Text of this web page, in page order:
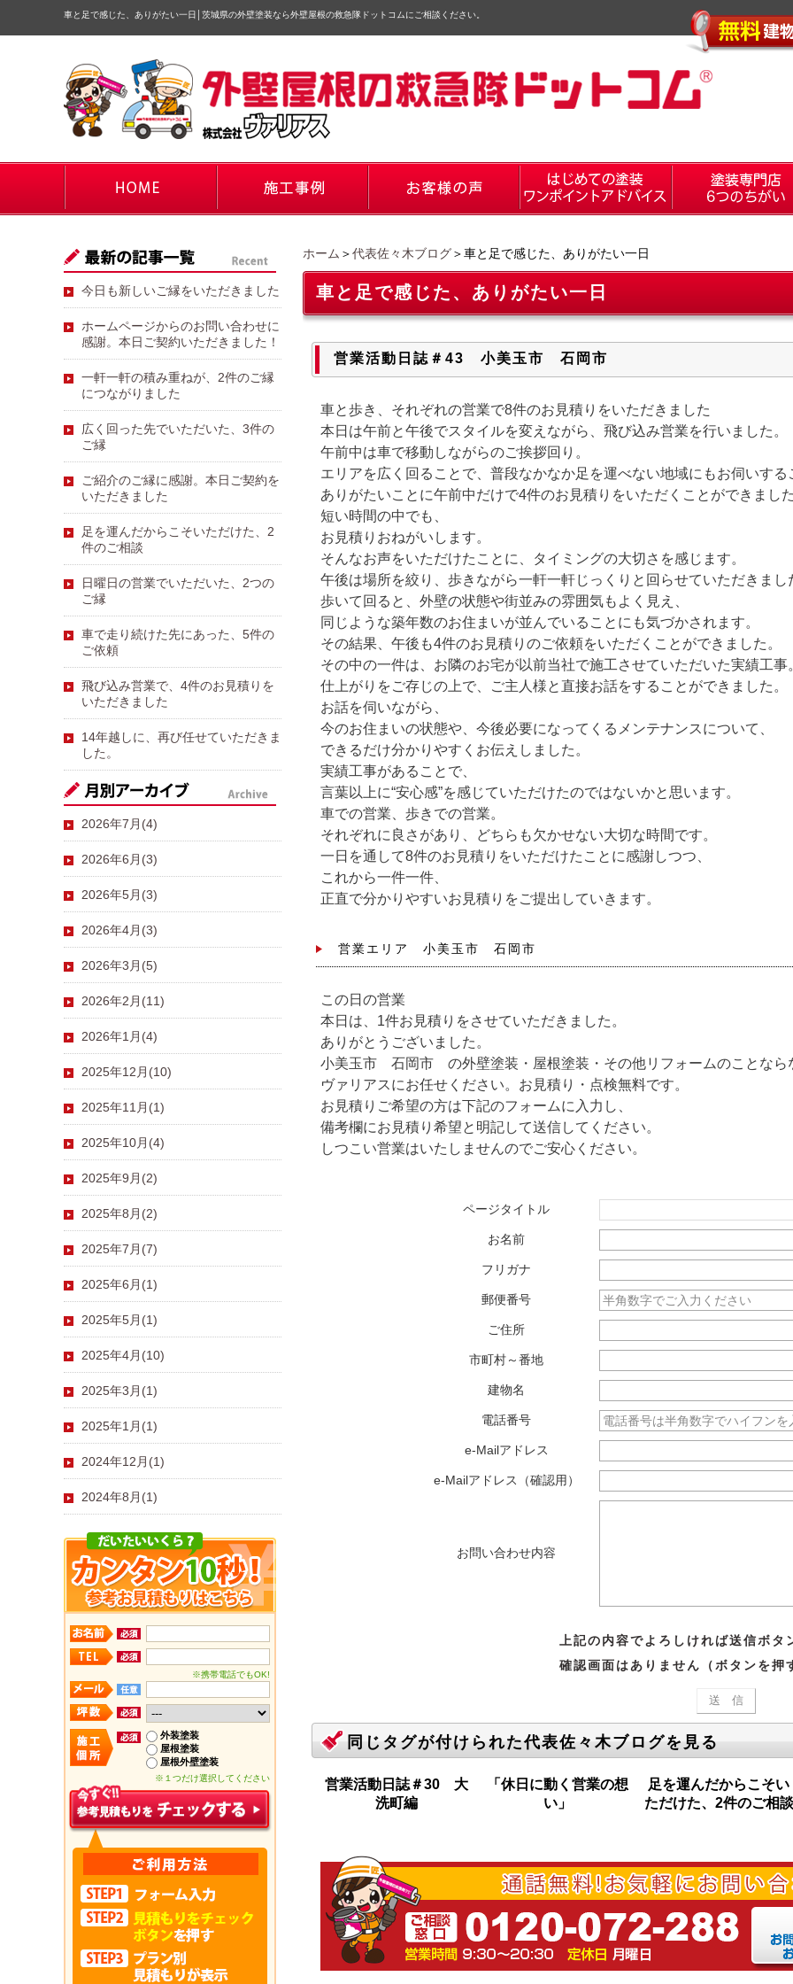
車と足で感じた、ありがたい一日 茨城県の外壁塗装なら外壁屋根の救急隊ドットコムにご相談ください。
ホーム ＞代表佐々木ブログ＞車と足で感じた、ありがたい一日
車と足で感じた、ありがたい一日
営業活動日誌＃43 小美玉市 石岡市
車と歩き、それぞれの営業で8件のお見積りをいただきました
本日は午前と午後でスタイルを変えながら、飛び込み営業を行いました。
午前中は車で移動しながらのご挨拶回り。
エリアを広く回ることで、普段なかなか足を運べない地域にもお伺いする
ありがたいことに午前中だけで4件のお見積りをいただくことができまし
短い時間の中でも、
お見積りおねがいします。
そんなお声をいただけたことに、タイミングの大切さを感じます。
午後は場所を絞り、歩きながら一軒一軒じっくりと回らせていただきまし
歩いて回ると、外壁の状態や街並みの雰囲気もよく見え、
同じような築年数のお住まいが並んでいることにも気づかされます。
その結果、午後も4件のお見積りのご依頼をいただくことができました。
その中の一件は、お隣のお宅が以前当社で施工させていただいた実績工事
仕上がりをご存じの上で、ご主人様と直接お話をすることができました。
お話を伺いながら、
今のお住まいの状態や、今後必要になってくるメンテナンスについて、
できるだけ分かりやすくお伝えしました。
実績工事があることで、
言葉以上に“安心感”を感じていただけたのではないかと思います。
車での営業、歩きでの営業。
それぞれに良さがあり、どちらも欠かせない大切な時間です。
一日を通して8件のお見積りをいただけたことに感謝しつつ、
これから一件一件、
正直で分かりやすいお見積りをご提出していきます。
営業エリア 小美玉市 石岡市
この日の営業
本日は、1件お見積りをさせていただきました。
ありがとうございました。
小美玉市 石岡市 の外壁塗装・屋根塗装・その他リフォームのことなら
ヴァリアスにお任せください。お見積り・点検無料です。
お見積りご希望の方は下記のフォームに入力し、
備考欄にお見積り希望と明記して送信してください。
しつこい営業はいたしませんのでご安心ください。
ページタイトル
お名前
フリガナ
郵便番号
ご住所
市町村～番地
建物名
電話番号
e-Mailアドレス
e-Mailアドレス（確認用）
お問い合わせ内容
上記の内容でよろしければ送信ボ
確認画面はありません（ボタンを押
同じタグが付けられた代表佐々木ブログを見る
営業活動日誌＃30 大
洗町編
「休日に動く営業の想
い」
足を運んだからこそい
ただけた、2件のご相談
今日も新しいご縁をいただきました
ホームページからのお問い合わせに
感謝。本日ご契約いただきました！
一軒一軒の積み重ねが、2件のご縁
につながりました
広く回った先でいただいた、3件の
ご縁
ご紹介のご縁に感謝。本日ご契約を
いただきました
足を運んだからこそいただけた、2
件のご相談
日曜日の営業でいただいた、2つの
ご縁
車で走り続けた先にあった、5件の
ご依頼
飛び込み営業で、4件のお見積りを
いただきました
14年越しに、再び任せていただきま
した。
2026年7月(4)
2026年6月(3)
2026年5月(3)
2026年4月(3)
2026年3月(5)
2026年2月(11)
2026年1月(4)
2025年12月(10)
2025年11月(1)
2025年10月(4)
2025年9月(2)
2025年8月(2)
2025年7月(7)
2025年6月(1)
2025年5月(1)
2025年4月(10)
2025年3月(1)
2025年1月(1)
2024年12月(1)
2024年8月(1)
※携帯電話でもOK!
外装塗装
屋根塗装
屋根外壁塗装
※１つだけ選択してください